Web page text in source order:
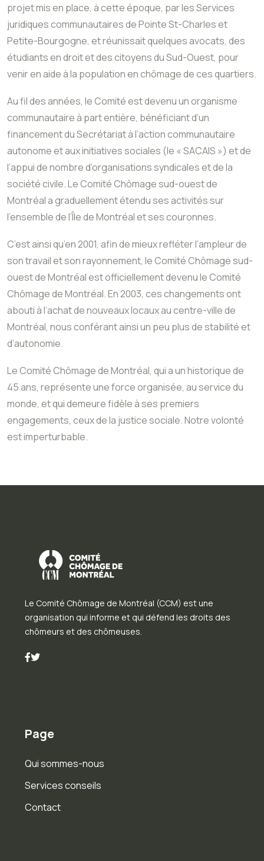
projet mis en place, à cette époque, par les Services
juridiques communautaires de Pointe St-Charles et
Petite-Bourgogne, et réunissait quelques avocats, des
étudiants en droit et des citoyens du Sud-Ouest, pour
venir en aide à la population en chômage de ces quartiers.
Au fil des années, le Comité est devenu un organisme
communautaire à part entière, bénéficiant d’un
financement du Secrétariat à l’action communautaire
autonome et aux initiatives sociales (le « SACAIS ») et de
l’appui de nombre d’organisations syndicales et de la
société civile. Le Comité Chômage sud-ouest de
Montréal a graduellement étendu ses activités sur
l’ensemble de l’Île de Montréal et ses couronnes.
C’est ainsi qu’en 2001, afin de mieux refléter l’ampleur de
son travail et son rayonnement, le Comité Chômage sud-
ouest de Montréal est officiellement devenu le Comité
Chômage de Montréal. En 2003, ces changements ont
abouti à l’achat de nouveaux locaux au centre-ville de
Montréal, nous conférant ainsi un peu plus de stabilité et
d’autonomie.
Le Comité Chômage de Montréal, qui a un historique de
45 ans, représente une force organisée, au service du
monde, et qui demeure fidèle à ses premiers
engagements, ceux de la justice sociale. Notre volonté
est imperturbable.
Le Comité Chômage de Montréal (CCM) est une
organisation qui informe et qui défend les droits des
chômeurs et des chômeuses.
Page
Qui sommes-nous
Services conseils
Contact